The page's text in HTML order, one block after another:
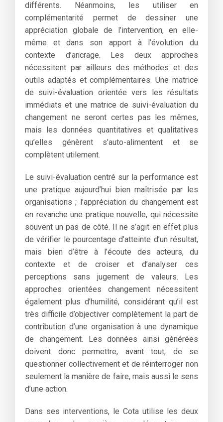
différents. Néanmoins, les utiliser en
complémentarité permet de dessiner une
appréciation globale de l’intervention, en elle-
même et dans son apport à l’évolution du
contexte d’ancrage. Les deux approches
nécessitent par ailleurs des méthodes et des
outils adaptés et complémentaires. Une matrice
de suivi-évaluation orientée vers les résultats
immédiats et une matrice de suivi-évaluation du
changement ne seront certes pas les mêmes,
mais les données quantitatives et qualitatives
qu’elles génèrent s’auto-alimentent et se
complètent utilement.
Le suivi-évaluation centré sur la performance est
une pratique aujourd’hui bien maîtrisée par les
organisations ; l’appréciation du changement est
en revanche une pratique nouvelle, qui nécessite
souvent un pas de côté. Il ne s’agit en effet plus
de vérifier le pourcentage d’atteinte d’un résultat,
mais bien d’être à l’écoute des acteurs, du
contexte et de croiser et d’analyser ces
perceptions sans jugement de valeurs. Les
approches orientées changement nécessitent
également plus d’humilité, considérant qu’il est
très difficile d’objectiver complètement la part de
contribution d’une organisation à une dynamique
de changement. Les données ainsi générées
doivent donc permettre, avant tout, de se
questionner collectivement et de réinterroger non
seulement la manière de faire, mais aussi le sens
d’une action.
Dans ses interventions, le Cota utilise les deux